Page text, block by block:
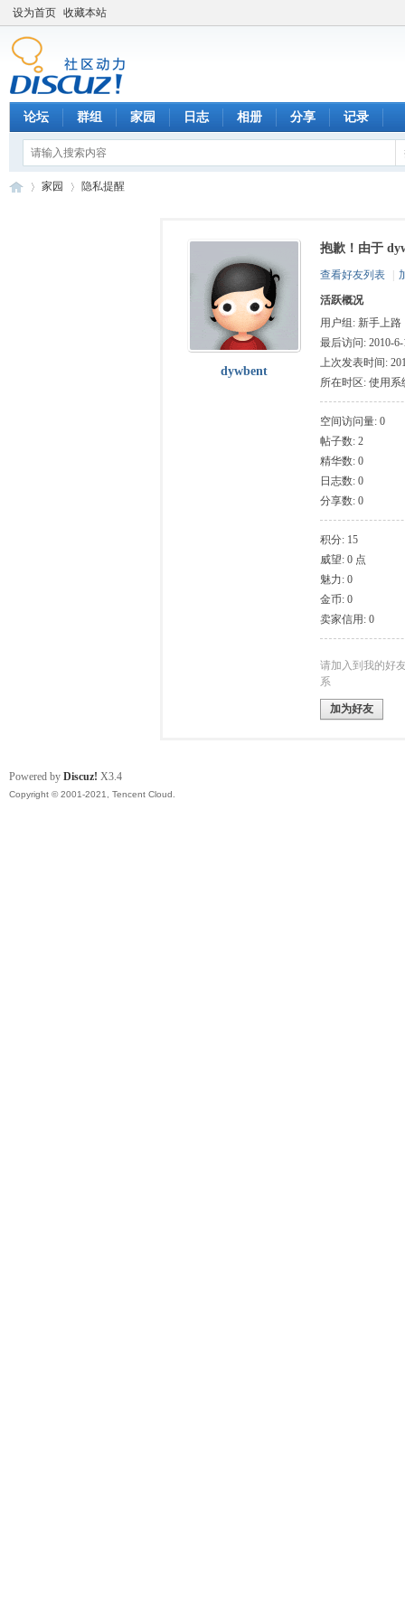
设为首页 收藏本站
论坛 群组 家园 日志 相册 分享 记录
家园 隐私提醒
dywbent
抱歉！由于
查看好友列表
活跃概况
用户组: 新手上路
最后访问: 2010-6-
上次发表时间:
所在时区: 使用系
空间访问量: 0
帖子数: 2
精华数: 0
日志数: 0
分享数: 0
积分: 15
威望: 0 点
魅力: 0
金币: 0
卖家信用: 0
请加入到我的好
系
加为好友
Powered by Discuz! X3.4
Copyright © 2001-2021, Tencent Cloud.